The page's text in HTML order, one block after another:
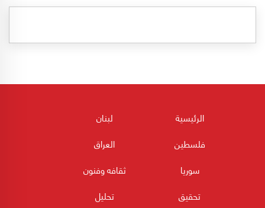
الرئيسية
لبنان
فلسطين
العراق
سوريا
ثقافه وفنون
تحقيق
تحليل